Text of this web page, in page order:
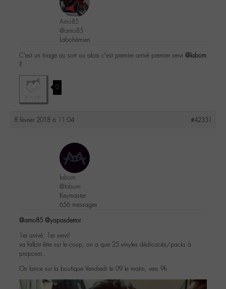
Arno85
@arno85
Labohémien
C’est un tirage au sort ou alors c’est premier arrivé premier servi @labom
?
0
8 février 2018 à 11:04 #42331
labom
@labom
Keymaster
656 messages
@arno85 @yapasderror
1er arrivé, 1er servi!
va falloir être sur le coup, on a que 25 vinyles dédicacés/packs à
proposer..
On lance sur la boutique Vendredi le 09 le matin, vers 9h